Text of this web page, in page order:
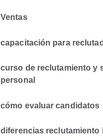
Ventas
capacitación para
curso de reclutamiento y
personal
cómo evaluar candidatos
diferencias reclutamiento